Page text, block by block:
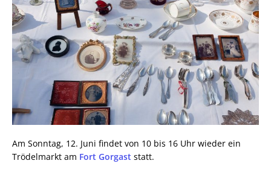
Am Sonntag, 12. Juni findet von 10 bis 16 Uhr wieder ein
Trödelmarkt am Fort Gorgast statt.